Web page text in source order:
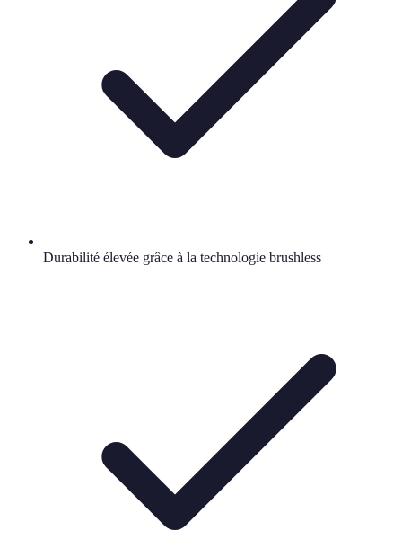
Durabilité élevée grâce à la technologie brushless